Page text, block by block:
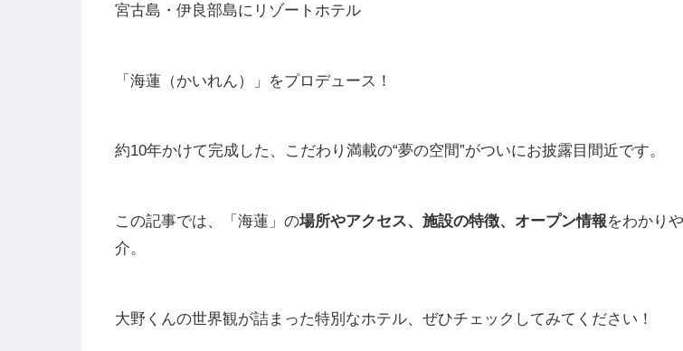
宮古島・伊良部島にリゾートホテル
「海蓮（かいれん）」をプロデュース！
約10年かけて完成した、こだわり満載の“夢の空間”がついにお披露目間近です。
この記事では、「海蓮」の場所やアクセス、施設の特徴、オープン情報をわかり
介。
大野くんの世界観が詰まった特別なホテル、ぜひチェックしてみてください！